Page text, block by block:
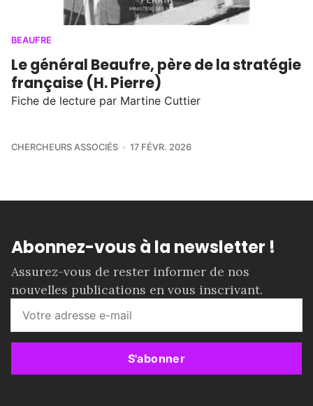
BEAUFRE
Le général Beaufre, père de la stratégie
française (H. Pierre)
Fiche de lecture par Martine Cuttier
CHERCHEURS ASSOCIÉS 17 FÉVR. 2026
Abonnez-vous à la newsletter !
Assurez-vous de rester informer de nos
nouvelles publications en vous inscrivant.
S'abonner